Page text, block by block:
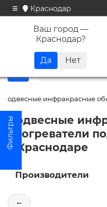
Краснодар
Ваш город —
Краснодар?
Подвесные инфракрасные
Подвесные
обогреватели
в Краснодаре
Производители
←